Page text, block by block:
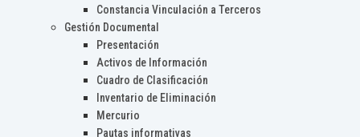
Constancia Vinculación a Terceros
Gestión Documental
Presentación
Activos de Información
Cuadro de Clasificación
Inventario de Eliminación
Mercurio
Pautas informativas